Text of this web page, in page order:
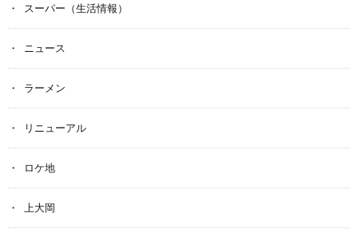
スーパー（生活情報）
ニュース
ラーメン
リニューアル
ロケ地
上大岡